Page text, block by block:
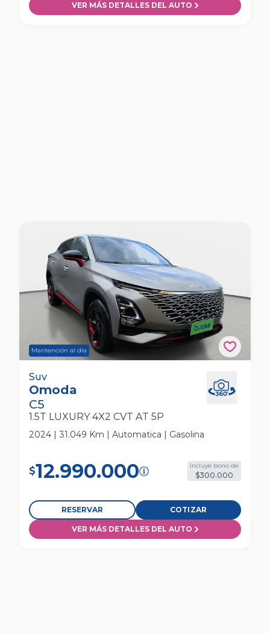
VER MÁS DETALLES DEL AUTO
Mantención al día
Omoda C5 1.5t Luxury 4x2 Cvt At 5p Suv
Suv
Omoda
C5
1.5T LUXURY 4X2 CVT AT 5P
2024 | 31.049 Km | Automatica | Gasolina
$12.990.000 Incluye bono de
$300.000
RESERVAR COTIZAR
VER MÁS DETALLES DEL AUTO